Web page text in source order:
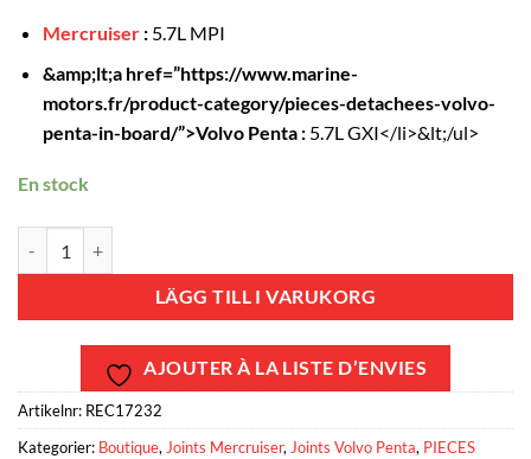
Mercruiser:5.7L MPI
&amp;lt;a href=”https://www.marine-
motors.fr/product-category/pieces-detachees-volvo-
penta-in-board/”>Volvo Penta :5.7L GXI</li>&lt;/ul>
En stock
LÄGG TILL I VARUKORG
AJOUTER À LA LISTE D’ENVIES
Artikelnr: REC17232
Kategorier: Boutique, Joints Mercruiser, Joints Volvo Penta, PIECES